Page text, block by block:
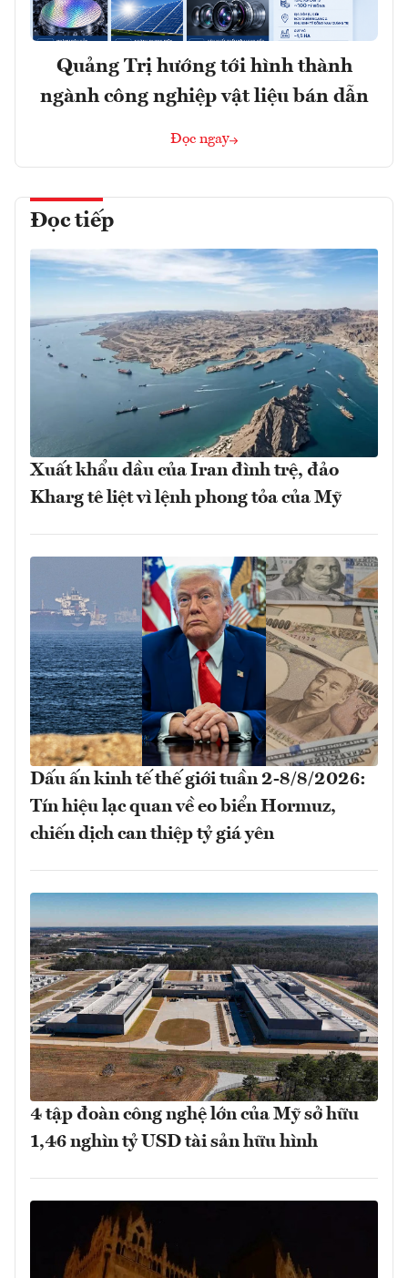
Quảng Trị hướng tới hình thành
ngành công nghiệp vật liệu bán dẫn
Đọc ngay
Đọc tiếp
Xuất khẩu dầu của Iran đình trệ, đảo
Kharg tê liệt vì lệnh phong tỏa của Mỹ
Dấu ấn kinh tế thế giới tuần 2-8/8/2026:
Tín hiệu lạc quan về eo biển Hormuz,
chiến dịch can thiệp tỷ giá yên
4 tập đoàn công nghệ lớn của Mỹ sở hữu
1,46 nghìn tỷ USD tài sản hữu hình